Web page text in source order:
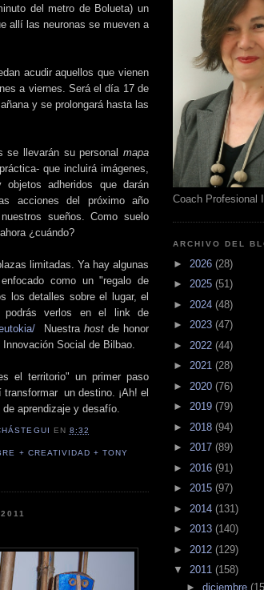
del metro de Bolueta) un
allí las neuronas se mueven a
acudir aquellos que vienen
a viernes. Será el día 17 de
y se prolongará hasta las
se llevarán su personal mapa
que incluirá imágenes,
objetos adheridos que darán
acciones del próximo año
sueños. Como suelo
¿cuándo?
limitadas. Ya hay algunas
como un "regalo de
los detalles sobre el lugar, el
verlos en el link de
Nuestra host de honor
Social de Bilbao.
el territorio" un primer paso
un destino. ¡Ah! el
aprendizaje y desafío.
EN 8:32
+ CREATIVIDAD + TONY
Coach Profesional
ARCHIVO DEL
► 2026 (28)
► 2025 (51)
► 2024 (48)
► 2023 (47)
► 2022 (44)
► 2021 (28)
► 2020 (76)
► 2019 (79)
► 2018 (94)
► 2017 (89)
► 2016 (91)
► 2015 (97)
► 2014 (131)
► 2013 (140)
► 2012 (129)
▼ 2011 (158)
► diciembre